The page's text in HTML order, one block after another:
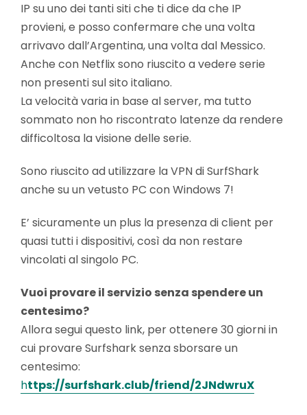
IP su uno dei tanti siti che ti dice da che IP
provieni, e posso confermare che una volta
arrivavo dall’Argentina, una volta dal Messico.
Anche con Netflix sono riuscito a vedere serie
non presenti sul sito italiano.
La velocità varia in base al server, ma tutto
sommato non ho riscontrato latenze da rendere
difficoltosa la visione delle serie.
Sono riuscito ad utilizzare la VPN di SurfShark
anche su un vetusto PC con Windows 7!
E’ sicuramente un plus la presenza di client per
quasi tutti i dispositivi, così da non restare
vincolati al singolo PC.
Vuoi provare il servizio senza spendere un
centesimo?
Allora segui questo link, per ottenere 30 giorni in
cui provare Surfshark senza sborsare un
centesimo:
https://surfshark.club/friend/2JNdwruX